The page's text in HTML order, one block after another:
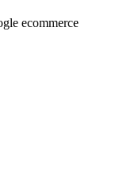
ecommerce